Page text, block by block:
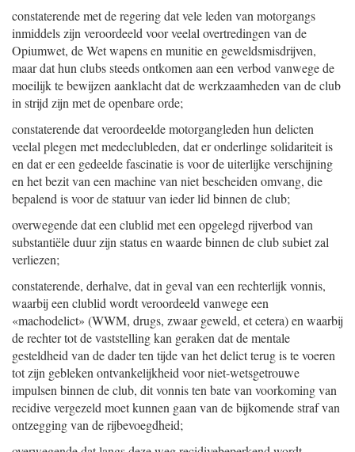
constaterende met de regering dat vele leden van motorgangs
inmiddels zijn veroordeeld voor veelal overtredingen van de
Opiumwet, de Wet wapens en munitie en geweldsmisdrijven,
maar dat hun clubs steeds ontkomen aan een verbod vanwege de
moeilijk te bewijzen aanklacht dat de werkzaamheden van de club
in strijd zijn met de openbare orde;
constaterende dat veroordeelde motorgangleden hun delicten
veelal plegen met medeclubleden, dat er onderlinge solidariteit is
en dat er een gedeelde fascinatie is voor de uiterlijke verschijning
en het bezit van een machine van niet bescheiden omvang, die
bepalend is voor de statuur van ieder lid binnen de club;
overwegende dat een clublid met een opgelegd rijverbod van
substantiële duur zijn status en waarde binnen de club subiet zal
verliezen;
constaterende, derhalve, dat in geval van een rechterlijk vonnis,
waarbij een clublid wordt veroordeeld vanwege een
«machodelict» (WWM, drugs, zwaar geweld, et cetera) en waarbij
de rechter tot de vaststelling kan geraken dat de mentale
gesteldheid van de dader ten tijde van het delict terug is te voeren
tot zijn gebleken ontvankelijkheid voor niet-wetsgetrouwe
impulsen binnen de club, dit vonnis ten bate van voorkoming van
recidive vergezeld moet kunnen gaan van de bijkomende straf van
ontzegging van de rijbevoegdheid;